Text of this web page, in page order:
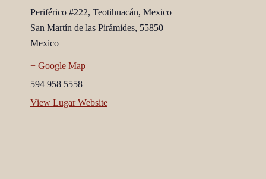
Periférico #222, Teotihuacán, Mexico
San Martín de las Pirámides, 55850
Mexico
+ Google Map
594 958 5558
View Lugar Website